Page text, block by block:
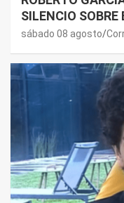
SILENCIO SOBRE
GALLARDO:
sábado 08 agosto